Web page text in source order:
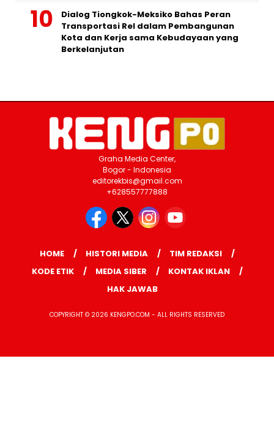
Dialog Tiongkok-Meksiko Bahas Peran
Transportasi Rel dalam Pembangunan
Kota dan Kerja sama Kebudayaan yang
Berkelanjutan
Graha Media Center,
Bogor - Indonesia
editorekbis@gmail.com
+628557777888
HOME HISTORI MEDIA
TIM REDAKSI
KODE ETIK
MEDIA SIBER
KONTAK IKLAN
HAK JAWAB
COPYRIGHT © 2026 KENGPO.COM - ALL RIGHTS RESERVED